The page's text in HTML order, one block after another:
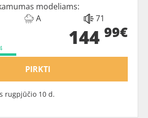
modeliams:
A 71
144 99€
PIRKTI
rugpjūčio 10 d.